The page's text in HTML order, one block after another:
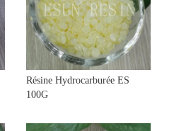
Résine Hydrocarburée ES
100G